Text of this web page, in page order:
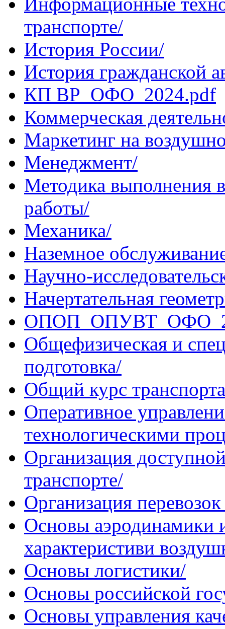
транспорте/
История России/
История гражданской
КП ВР_ОФО_2024.pdf
Коммерческая
Маркетинг на
Менеджмент/
Методика выполнения
работы/
Механика/
Наземное
Научно-
Начертательная
Общефизическая и
подготовка/
Общий курс
Оперативное
технологическими
Организация
транспорте/
Организация
Основы аэродинамики
характеристиви
Основы логистики/
Основы российской
Основы управления